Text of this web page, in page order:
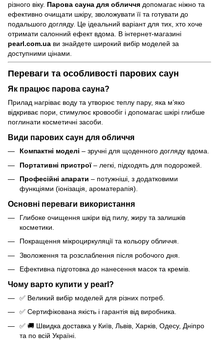
різного віку. Парова сауна для обличчя допомагає ніжно та
ефективно очищати шкіру, зволожувати її та готувати до
подальшого догляду. Це ідеальний варіант для тих, хто хоче
отримати салонний ефект вдома. В інтернет-магазині
pearl.com.ua ви знайдете широкий вибір моделей за
доступними цінами.
Переваги та особливості парових саун
Як працює парова сауна?
Прилад нагріває воду та утворює теплу пару, яка м’яко
відкриває пори, стимулює кровообіг і допомагає шкірі глибше
поглинати косметичні засоби.
Види парових саун для обличчя
Компактні моделі – зручні для щоденного догляду вдома.
Портативні пристрої– легкі, підходять для подорожей.
Професійні апарати – потужніші, з додатковими
функціями (іонізація, ароматерапія).
Основні переваги використання
Глибоке очищення шкіри від пилу, жиру та залишків
косметики.
Покращення мікроциркуляції та кольору обличчя.
Зволоження та розслаблення після робочого дня.
Ефективна підготовка до нанесення масок та кремів.
Чому варто купити у pearl?
✅ Великий вибір моделей для різних потреб.
✅ Сертифікована якість і гарантія від виробника.
✅ 🚚 Швидка доставка у Київ, Львів, Харків, Одесу, Дніпро
та по всій Україні.